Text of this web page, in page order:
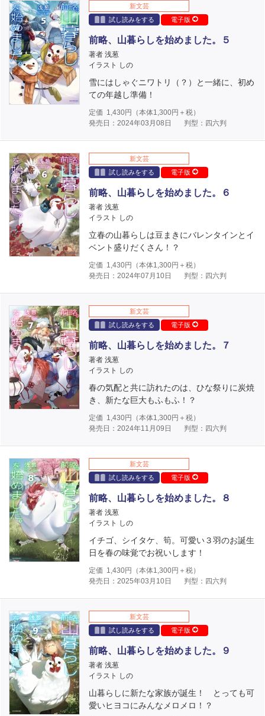
新文芸
試し読みをする
電子版
前略、山暮らしを始めました。５
著者 浅葱
イラスト しの
雪にはしゃぐニワトリ（？）と一緒に、初め
ての年越し準備！
定価 1,430円（本体1,300円＋税）
発売日：2024年03月08日
判型：四六判
新文芸
試し読みをする
電子版
前略、山暮らしを始めました。６
著者 浅葱
イラスト しの
立春の山暮らしは豆まきにバレンタインとイ
ベント盛りだくさん！？
定価 1,430円（本体1,300円＋税）
発売日：2024年07月10日
判型：四六判
新文芸
試し読みをする
電子版
前略、山暮らしを始めました。７
著者 浅葱
イラスト しの
春の気配と共に訪れたのは、ひな祭りに炭焼
き、新たな巨大もふもふ！？
定価 1,430円（本体1,300円＋税）
発売日：2024年11月09日
判型：四六判
新文芸
試し読みをする
電子版
前略、山暮らしを始めました。８
著者 浅葱
イラスト しの
イチゴ、シイタケ、筍。可愛い３羽のお誕生
日を春の味覚でお祝いします！
定価 1,430円（本体1,300円＋税）
発売日：2025年03月10日
判型：四六判
新文芸
試し読みをする
電子版
前略、山暮らしを始めました。９
著者 浅葱
イラスト しの
山暮らしに新たな家族が誕生！ とっても可
愛いヒヨコにみんなメロメロ！？